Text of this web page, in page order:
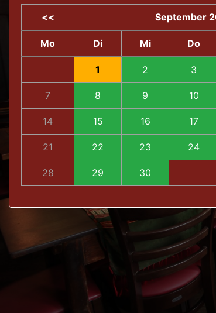
<< September
Mo Di Mi Do
1 2 3
7 8 9 10
14 15 16 17
21 22 23 24
28 29 30